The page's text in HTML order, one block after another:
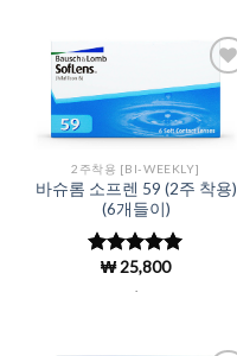
Add to
Wishlist
2주착용 [BI-WEEKLY]
바슈롬 소프렌 59 (2주 착용)
(6개들이)
5 중에서
로 평
₩25,800